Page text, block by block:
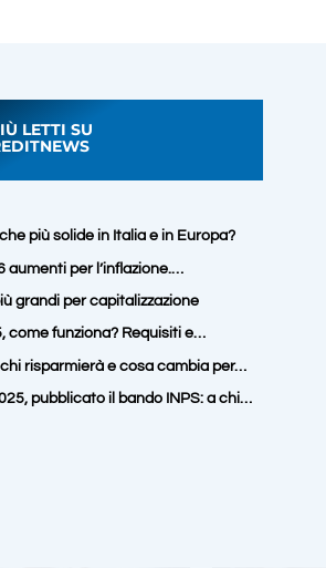
LETTI SU
più solide in Italia e in Europa?
aumenti per l’inflazione.…
grandi per capitalizzazione
come funziona? Requisiti e…
risparmierà e cosa cambia per…
pubblicato il bando INPS: a chi…